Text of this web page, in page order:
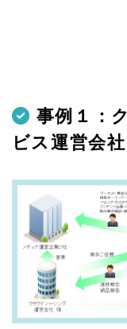
事例１：
ビス運営会